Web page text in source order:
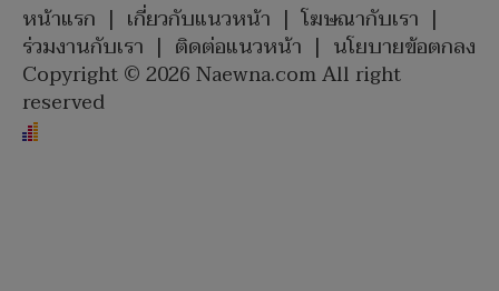
หน้าแรก | เกี่ยวกับแนวหน้า | โฆษณากับเรา |
ร่วมงานกับเรา | ติดต่อแนวหน้า | นโยบายข้อตกลง
Copyright © 2026 Naewna.com All right
reserved